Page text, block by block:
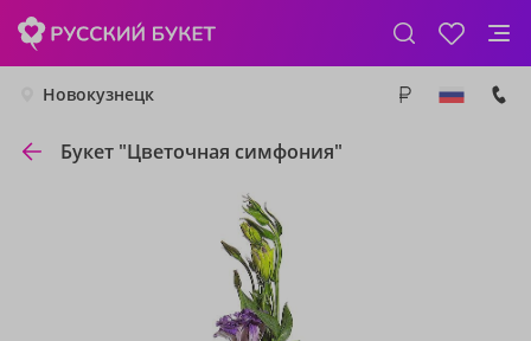
Новокузнецк
Букет "Цветочная симфония"